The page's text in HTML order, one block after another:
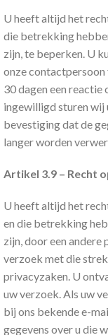
U heeft altijd het
die betrekking
zijn, te beperken. U
onze
30 dagen een
ingewilligd sturen wij
bevestiging dat de
langer worden
Artikel 3.9 – Recht
U heeft altijd het
en die betrekking
zijn, door een andere
verzoek met die
privacyzaken. U
uw verzoek. Als uw
bij ons bekende e-
gegevens over u die